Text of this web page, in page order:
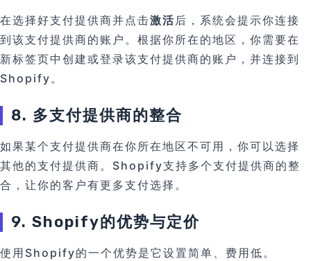
在选择好支付提供商并点击激活后，系统会提示你连接
到该支付提供商的账户。根据你所在的地区，你需要在
新标签页中创建或登录该支付提供商的账户，并连接到
Shopify。
8. 多支付提供商的整合
如果某个支付提供商在你所在地区不可用，你可以选择
其他的支付提供商。Shopify支持多个支付提供商的整
合，让你的客户有更多支付选择。
9. Shopify的优势与定价
使用Shopify的一个优势是它设置简单、费用低。